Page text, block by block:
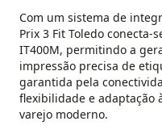
Com um sistema de
Prix 3 Fit Toledo conecta-
IT400M, permitindo a
impressão precisa de
garantida pela
flexibilidade e adaptação
varejo moderno.